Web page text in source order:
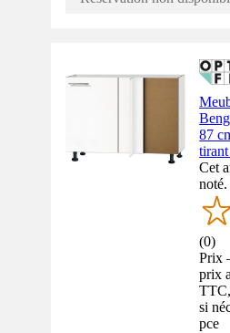
87
Cet
noté.
(0)
Prix
prix
si
pce